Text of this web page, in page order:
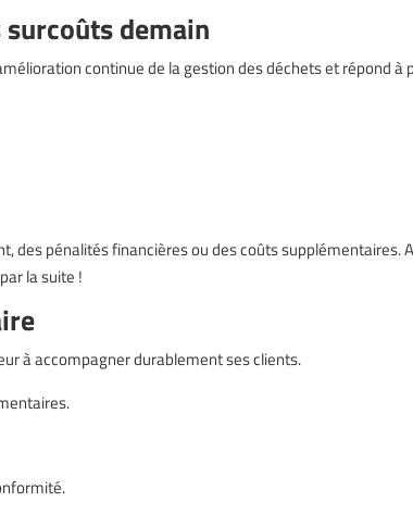
demain
continue de la gestion des déchets et répond à
pénalités financières ou des coûts supplémentaires.
la suite !
à accompagner durablement ses clients.